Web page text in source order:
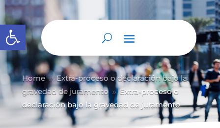
Abrir barra de herramientas
Home 9 Extra-proceso o declaración bajo la
gravedad de juramento 9 Extra-proceso o
declaración bajo la gravedad de juramento